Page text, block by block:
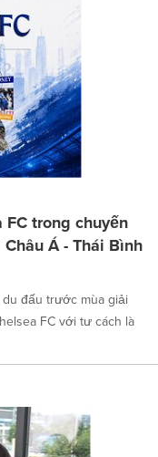
trong chuyến
Á - Thái Bình
đấu trước mùa giải
FC với tư cách là